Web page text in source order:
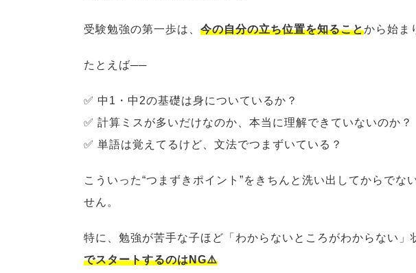
受験勉強の第一歩は、 今の自分の立ち位置を知ることから始ま
たとえば──
✅ 中1・中2の基礎は身についているか？
✅ 計算ミスが多いだけなのか、本当に理解できていないのか？
✅ 単語は覚えてるけど、文法でつまずいている？
こういった“つまずきポイント”をきちんと洗い出してからでな
せん。
特に、勉強が苦手な子ほど「わからないところがわからない」
でスタートするのはNG⚠️